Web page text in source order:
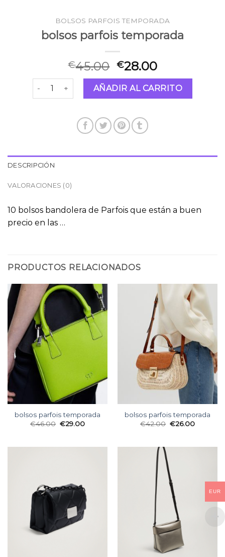
BOLSOS PARFOIS TEMPORADA
bolsos parfois temporada
€45.00 €28.00
bolsos parfois temporada cantidad
AÑADIR AL CARRITO
DESCRIPCIÓN
VALORACIONES (0)
10 bolsos bandolera de Parfois que están a buen
precio en las …
PRODUCTOS RELACIONADOS
bolsos parfois temporada
€46.00 €29.00
bolsos parfois temporada
€42.00 €26.00
EUR